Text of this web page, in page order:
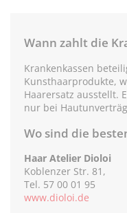
Wann zahlt die
Krankenkassen
Kunsthaarprodukte,
Haarersatz ausstellt.
nur bei
Wo sind die
Haar Atelier Dioloi
Koblenzer Str. 81,
Tel. 57 00 01 95
www.dioloi.de